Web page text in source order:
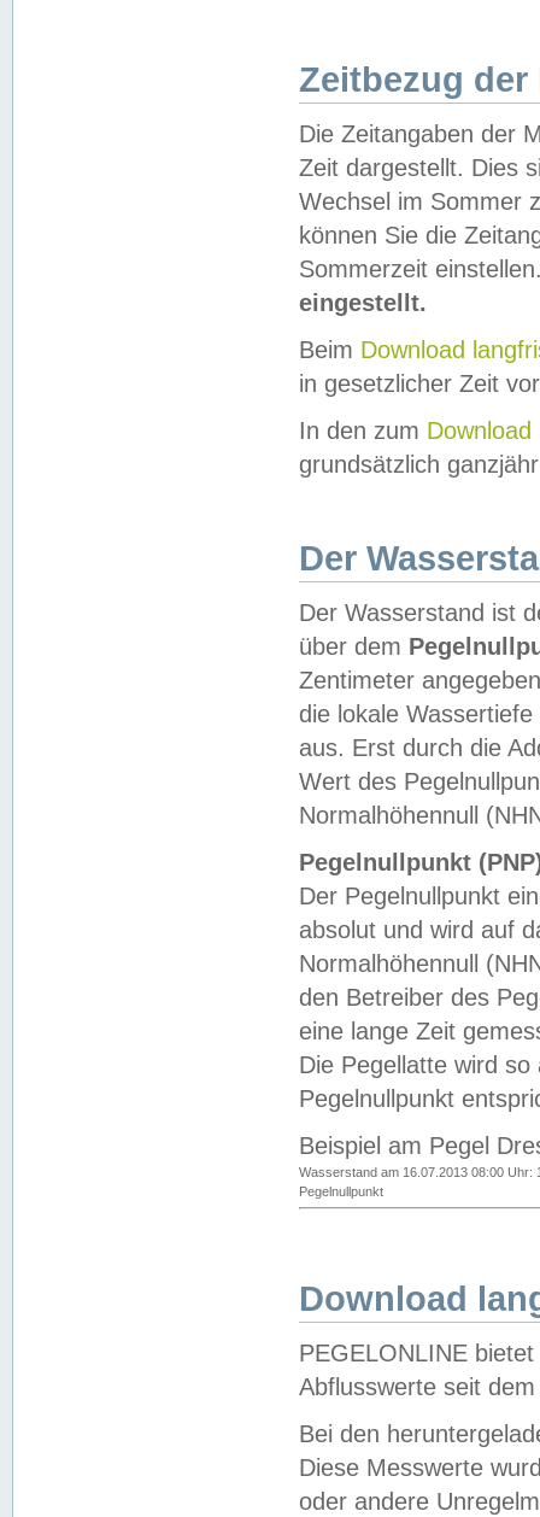
Zeitbezug der
Die Zeitangaben der
Zeit dargestellt. Dies
Wechsel im Sommer
können Sie die
Sommerzeit
eingestellt.
Beim Download
in gesetzlicher Zeit
In den zum Download
grundsätzlich
Der
Der Wasserstand ist
über dem
Zentimeter
die lokale
aus. Erst durch die
Wert des
Normalhöhennull
Pegelnullpunkt
Der Pegelnullpunkt
absolut und wird auf
Normalhöhennull
den Betreiber des
eine lange Zeit
Die Pegellatte wird
Pegelnullpunkt
Beispiel am Pegel
Wasserstand am 16.07.2013 08:00 Uhr:
Pegelnullpunkt
Download
PEGELONLINE
Abflusswerte seit
Bei den
Diese Messwerte
oder andere